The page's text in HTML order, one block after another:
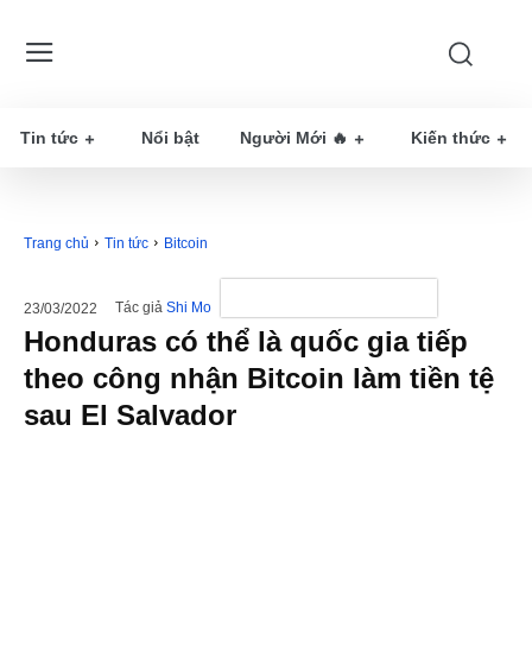
Tin tức Nổi bật Người Mới 🔥 Kiến thức
Trang chủ Tin tức Bitcoin
23/03/2022 Tác giả Shi Mo
Honduras có thể là quốc gia tiếp
theo công nhận Bitcoin làm tiền tệ
sau El Salvador